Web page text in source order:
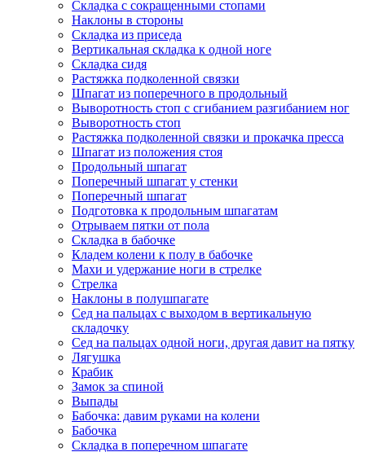
Складка с сокращенными стопами
Наклоны в стороны
Складка из приседа
Вертикальная складка к одной ноге
Складка сидя
Растяжка подколенной связки
Шпагат из поперечного в продольный
Выворотность стоп с сгибанием разгибанием ног
Выворотность стоп
Растяжка подколенной связки и прокачка пресса
Шпагат из положения стоя
Продольный шпагат
Поперечный шпагат у стенки
Поперечный шпагат
Подготовка к продольным шпагатам
Отрываем пятки от пола
Складка в бабочке
Кладем колени к полу в бабочке
Махи и удержание ноги в стрелке
Стрелка
Наклоны в полушпагате
Сед на пальцах с выходом в вертикальную
складочку
Сед на пальцах одной ноги, другая давит на пятку
Лягушка
Крабик
Замок за спиной
Выпады
Бабочка: давим руками на колени
Бабочка
Складка в поперечном шпагате